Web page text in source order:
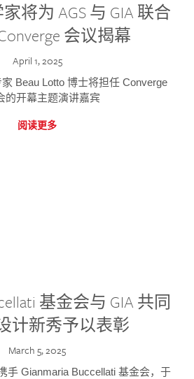
将为 AGS 与 GIA 联合
会议揭幕
April 1, 2025
Beau Lotto 博士将担任 Converge
的开幕主题演讲嘉宾
阅读更多
基金会与 GIA 共同
计新秀予以表彰
March 5, 2025
手 Gianmaria Buccellati 基金会，于